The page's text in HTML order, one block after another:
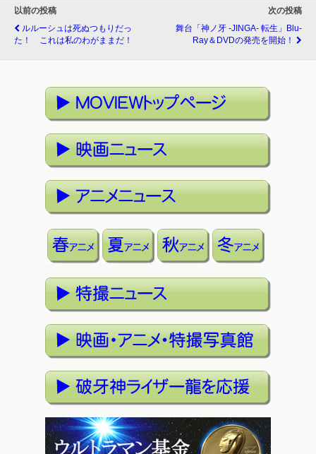
以前の投稿
ルルーシュは死ぬつもりだっ
た！ これは私のわがままだ！
次の投稿
舞台「神ノ牙 -JINGA- 転生」Blu-
Ray＆DVDの発売を開始！